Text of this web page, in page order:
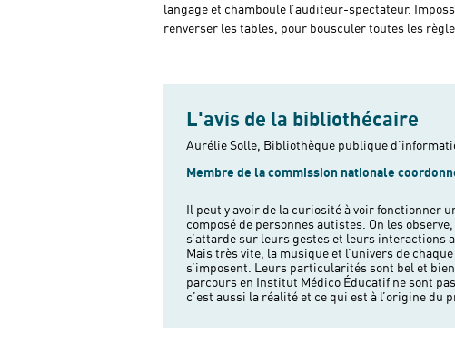
langage et chamboule l’auditeur-spectateur.
renverser les tables, pour bousculer toutes les
L'avis de la bibliothécaire
Aurélie Solle, Bibliothèque publique
Membre de la commission nationale
Il peut y avoir de la curiosité à voir fonctionner
composé de personnes autistes. On les
s’attarde sur leurs gestes et leurs interactions
Mais très vite, la musique et l’univers de
s’imposent. Leurs particularités sont bel et bien
parcours en Institut Médico Éducatif ne sont
c’est aussi la réalité et ce qui est à l’origine du
ce qui nous accroche et nous retient. Au-delà
les voix incroyables, l’écriture puissante et déjantée,
punk nous embarquent. La folie créatrice et
accompagnent une liberté qui se ressent, qui
que l’on pourra prolonger la rencontre en achetant